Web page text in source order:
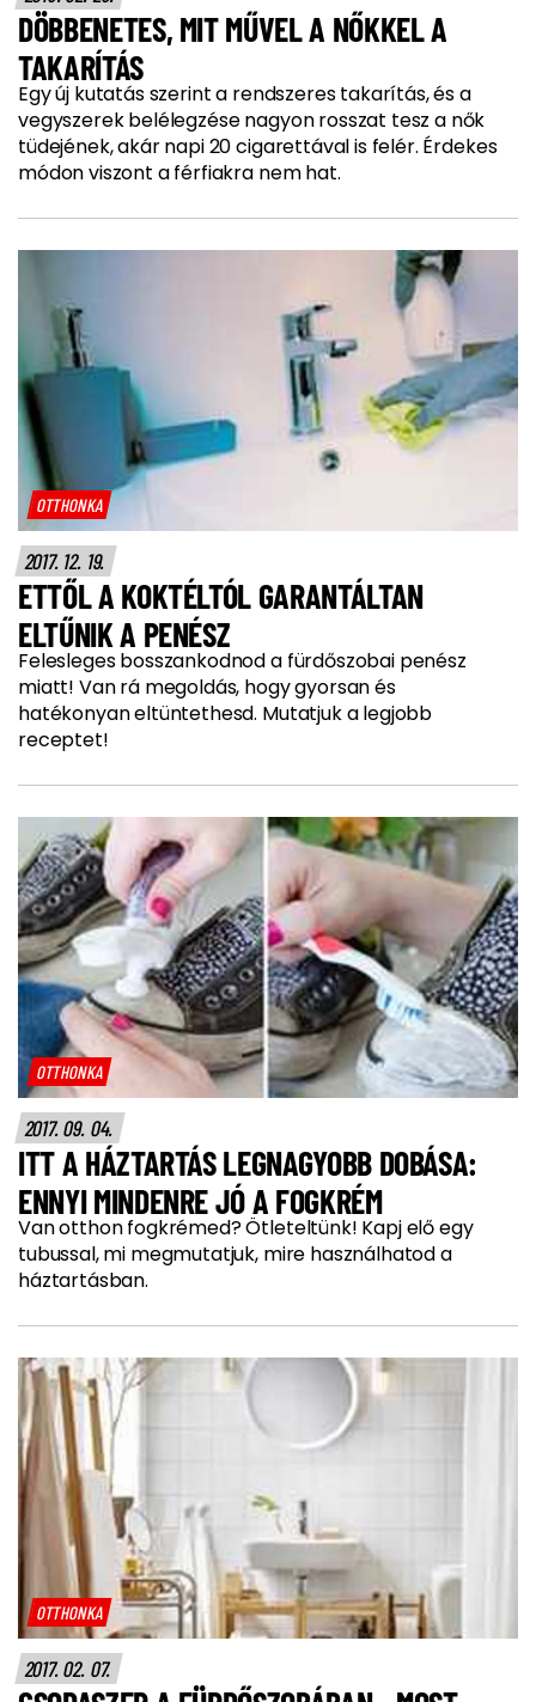
DÖBBENETES, MIT MŰVEL A NŐKKEL A
TAKARÍTÁS
Egy új kutatás szerint a rendszeres takarítás, és a
vegyszerek belélegzése nagyon rosszat tesz a nők
tüdejének, akár napi 20 cigarettával is felér. Érdekes
módon viszont a férfiakra nem hat.
OTTHONKA
2017. 12. 19.
ETTŐL A KOKTÉLTÓL GARANTÁLTAN
ELTŰNIK A PENÉSZ
Felesleges bosszankodnod a fürdőszobai penész
miatt! Van rá megoldás, hogy gyorsan és
hatékonyan eltüntethesd. Mutatjuk a legjobb
receptet!
OTTHONKA
2017. 09. 04.
ITT A HÁZTARTÁS LEGNAGYOBB DOBÁSA:
ENNYI MINDENRE JÓ A FOGKRÉM
Van otthon fogkrémed? Ötleteltünk! Kapj elő egy
tubussal, mi megmutatjuk, mire használhatod a
háztartásban.
OTTHONKA
2017. 02. 07.